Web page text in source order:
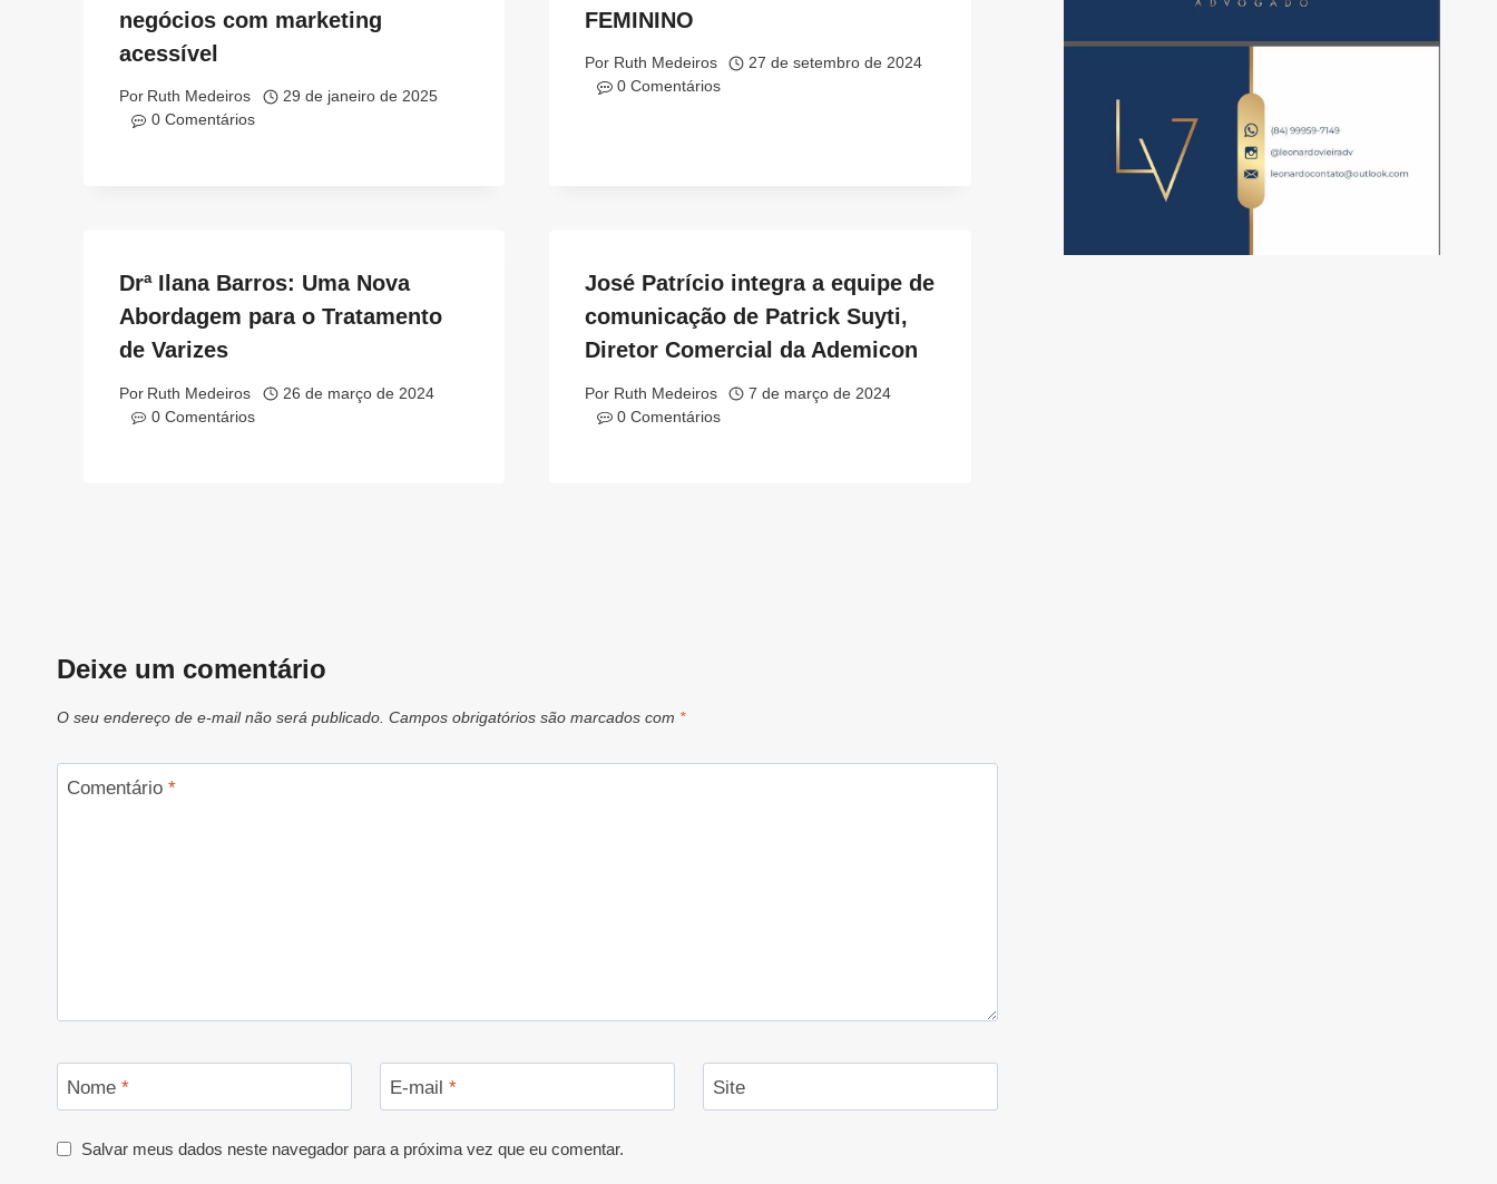
negócios com marketing
acessível
Por Ruth Medeiros
29 de janeiro de 2025
0 Comentários
FEMININO
Por Ruth Medeiros
27 de setembro de 2024
0 Comentários
Drª Ilana Barros: Uma Nova
Abordagem para o Tratamento
de Varizes
Por Ruth Medeiros
26 de março de 2024
0 Comentários
José Patrício integra a equipe de
comunicação de Patrick Suyti,
Diretor Comercial da Ademicon
Por Ruth Medeiros
7 de março de 2024
0 Comentários
Deixe um comentário
O seu endereço de e-mail não será publicado. Campos obrigatórios são marcados com *
Comentário *
Nome * E-mail * Site
Salvar meus dados neste navegador para a próxima vez que eu comentar.